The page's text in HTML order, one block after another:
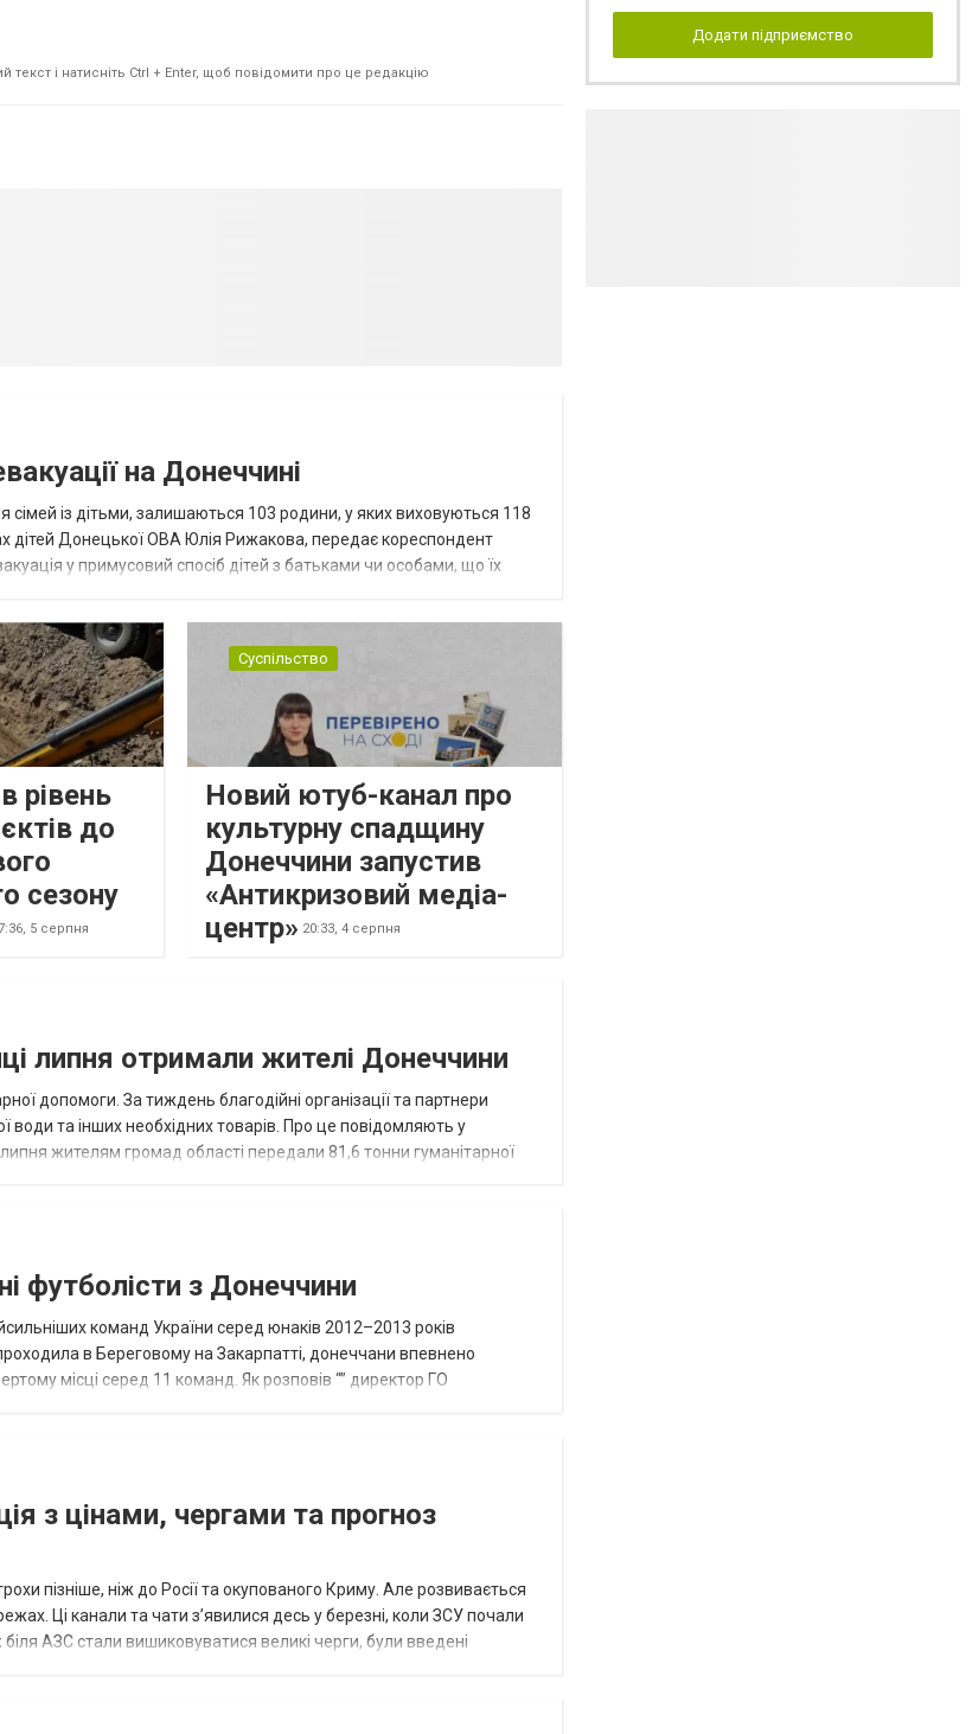
текст і натисніть Ctrl + Enter, щоб повідомити про це редакцію
на Донеччині
сімей із дітьми, залишаються 103 родини, у яких виховуються 118
дітей Донецької ОВА Юлія Рижакова, передає кореспондент
у примусовий спосіб дітей з батьками чи особами, що їх
рівень
до
сезону
5 серпня
Суспільство
Новий ютуб-канал про
культурну спадщину
Донеччини запустив
«Антикризовий медіа-
центр» 20:33, 4 серпня
липня отримали жителі Донеччини
допомоги. За тиждень благодійні організації та партнери
води та інших необхідних товарів. Про це повідомляють у
жителям громад області передали 81,6 тонни гуманітарної
футболісти з Донеччини
команд України серед юнаків 2012–2013 років
в Береговому на Закарпатті, донеччани впевнено
місці серед 11 команд. Як розповів “” директор ГО
з цінами, чергами та прогноз
пізніше, ніж до Росії та окупованого Криму. Але розвивається
Ці канали та чати з’явилися десь у березні, коли ЗСУ почали
АЗС стали вишиковуватися великі черги, були введені
Додати підприємство